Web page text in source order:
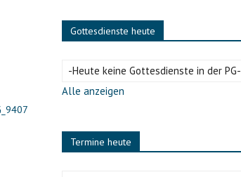
Gottesdienste heute
-Heute keine Gottesdienste in der PG-
Alle anzeigen
Termine heute